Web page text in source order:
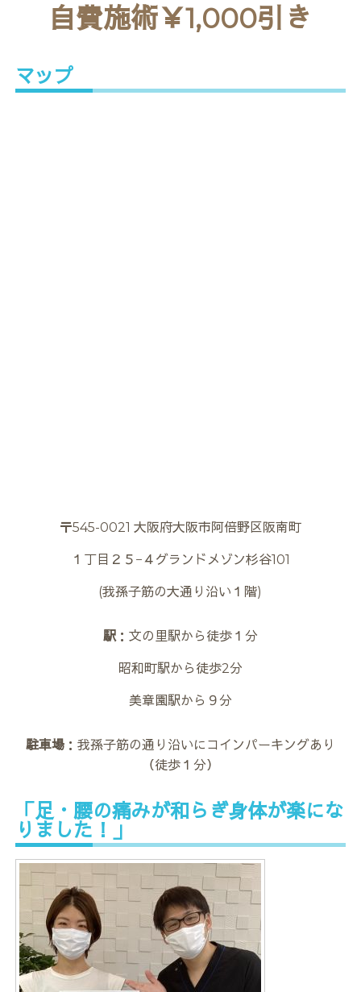
自費施術￥1,000引き
マップ
〒545-0021 大阪府大阪市阿倍野区阪南町
１丁目２５−４グランドメゾン杉谷101
(我孫子筋の大通り沿い１階)
駅：文の里駅から徒歩１分
昭和町駅から徒歩2分
美章園駅から９分
駐車場：我孫子筋の通り沿いにコインパーキングあり
（徒歩１分）
「足・腰の痛みが和らぎ身体が楽にな
りました！」